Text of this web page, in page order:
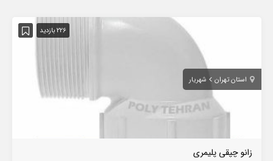
226 بازدید
استان تهران شهریار
زانو چپقی پلیمری